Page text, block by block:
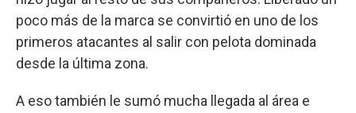
poco más de la marca se convirtió en uno de los
primeros atacantes al salir con pelota dominada
desde la última zona.
A eso también le sumó mucha llegada al área e